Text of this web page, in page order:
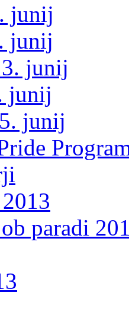
junij
junij
junij
junij
junij
paradi